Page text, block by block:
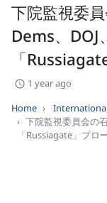
下院監視委
Dems、DOJ
「
1 year ago
Home
下院監視委員会の
「Russiagate」プロ